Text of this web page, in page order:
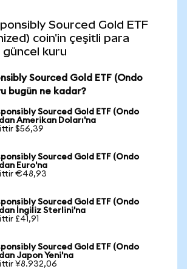
Sourced Gold ETF
coin'in çeşitli para
kuru
Sourced Gold ETF (Ondo
bugün ne kadar?
Sourced Gold ETF (Ondo
Amerikan Doları'na
$56,39
Sourced Gold ETF (Ondo
Euro'na
€48,93
Sourced Gold ETF (Ondo
İngiliz Sterlini'na
£41,91
Sourced Gold ETF (Ondo
Japon Yeni'na
¥8.932,06